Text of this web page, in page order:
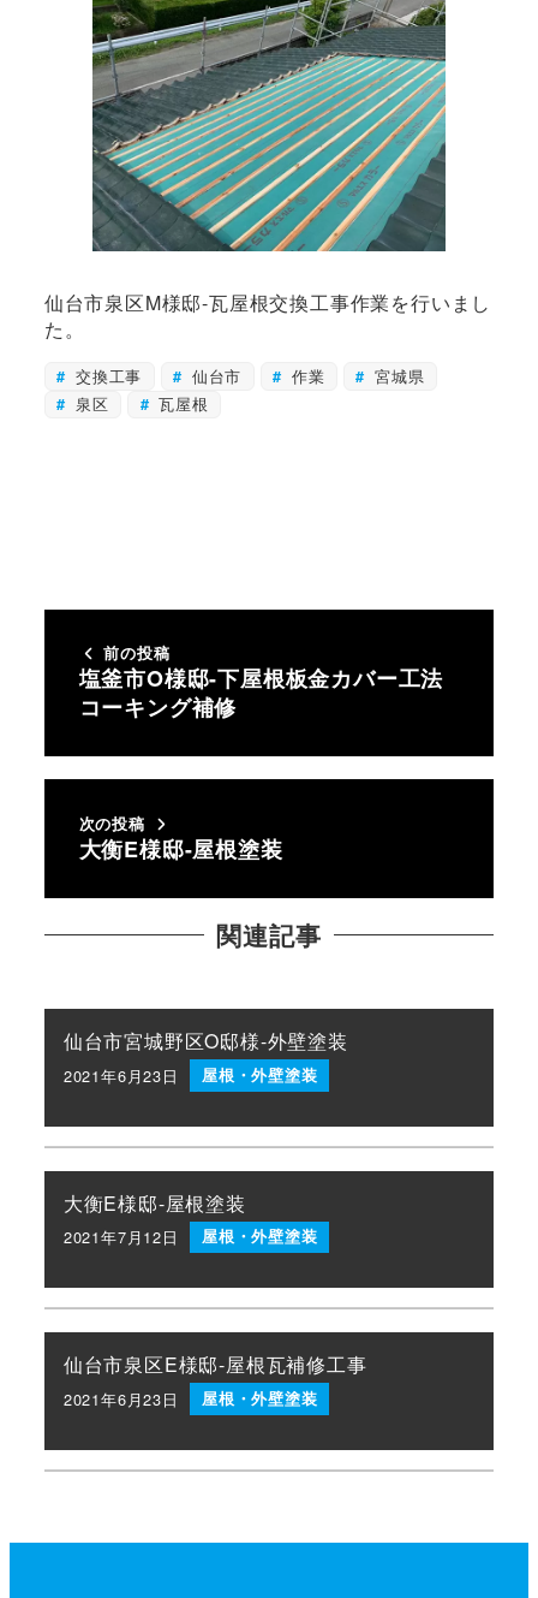
仙台市泉区M様邸-瓦屋根交換工事作業を行いまし
た。
交換工事 仙台市 作業
宮城県
泉区
瓦屋根
前の投稿
塩釜市O様邸-下屋根板金カバー工法
コーキング補修
次の投稿
大衡E様邸-屋根塗装
関連記事
仙台市宮城野区O邸様-外壁塗装
投稿日
2021年6月23日 屋根・外壁塗装
大衡E様邸-屋根塗装
投稿日
2021年7月12日 屋根・外壁塗装
仙台市泉区E様邸-屋根瓦補修工事
投稿日
2021年6月23日 屋根・外壁塗装